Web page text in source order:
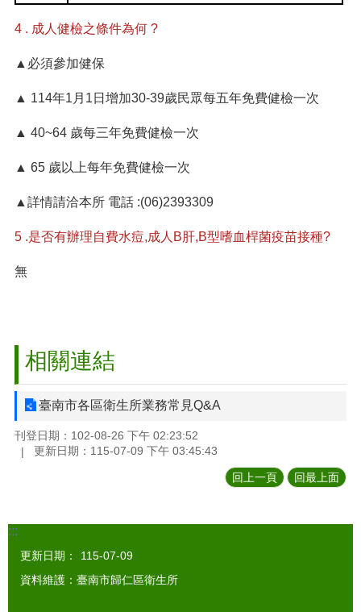
4 . 成人健檢之條件為何 ?
▲必須參加健保
▲ 114年1月1日增加30-39歲民眾每五年免費健檢一次
▲ 40~64 歲每三年免費健檢一次
▲ 65 歲以上每年免費健檢一次
▲詳情請洽本所 電話 :(06)2393309
5 .是否有辦理自費水痘,成人B肝,B型嗜血桿菌疫苗接種?
無
相關連結
臺南市各區衛生所業務常見Q&A
刊登日期：102-08-26 下午 02:23:52
更新日期：115-07-09 下午 03:45:43
回上一頁 回最上面
:::
更新日期：
115-07-09
資料維護：臺南市歸仁區衛生所